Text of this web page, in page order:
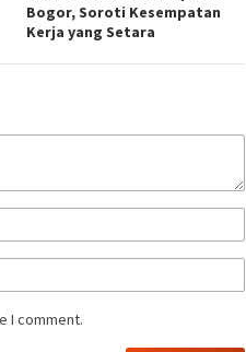
Bogor, Soroti Kesempatan
Kerja yang Setara
I comment.